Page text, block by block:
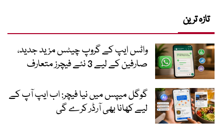
تازہ ترین
واٹس ایپ کے گروپ چیٹس مزید جدید،
صارفین کے لیے 3 نئے فیچرز متعارف
گوگل میپس میں نیا فیچر: اب ایپ آپ کے
لیے کھانا بھی آرڈر کرے گی